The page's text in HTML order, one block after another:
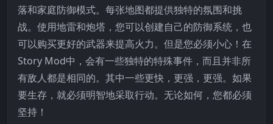
落和家庭防御模式。每张地图都提供独特的氛围和挑
战。使用地雷和炮塔，您可以创建自己的防御系统，也
可以购买更好的武器来提高火力。但是您必须小心！在
Story Mod中，会有一些独特的特殊事件，而且并非所
有敌人都是相同的。其中一些更快，更强，更强。如果
要生存，就必须明智地采取行动。无论如何，您都必须
坚持！